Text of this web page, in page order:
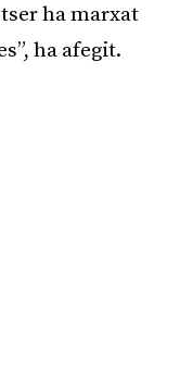
ha marxat
ha afegit.